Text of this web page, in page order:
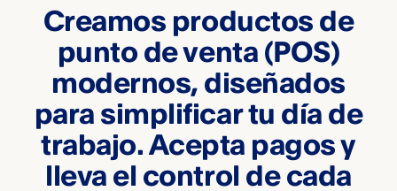
Creamos productos de
punto de venta (POS)
modernos, diseñados
para simplificar tu día de
trabajo. Acepta pagos y
lleva el control de cada